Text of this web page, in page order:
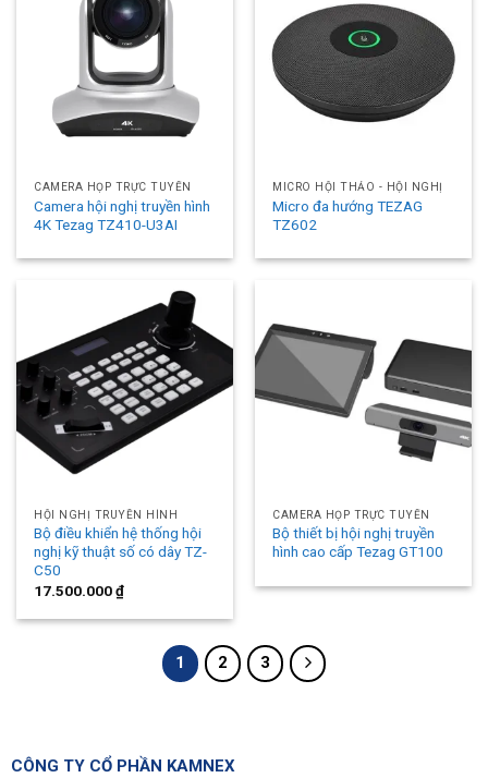
CAMERA HỌP TRỰC TUYẾN
Camera hội nghị truyền hình
4K Tezag TZ410-U3AI
MICRO HỘI THẢO - HỘI NGHỊ
Micro đa hướng TEZAG
TZ602
HỘI NGHỊ TRUYỀN HÌNH
Bộ điều khiển hệ thống hội
nghị kỹ thuật số có dây TZ-
C50
17.500.000₫
CAMERA HỌP TRỰC TUYẾN
Bộ thiết bị hội nghị truyền
hình cao cấp Tezag GT100
1 2 3
CÔNG TY CỔ PHẦN KAMNEX